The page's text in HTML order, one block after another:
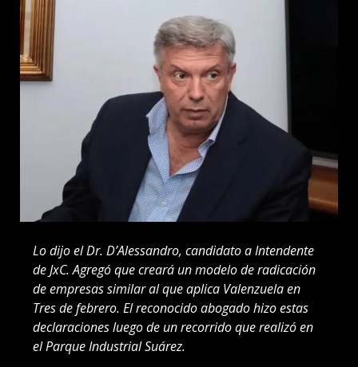
Lo dijo el Dr. D’Alessandro, candidato a Intendente
de JxC. Agregó que creará un modelo de radicación
de empresas similar al que aplica Valenzuela en
Tres de febrero. El reconocido abogado hizo estas
declaraciones luego de un recorrido que realizó en
el Parque Industrial Suárez.